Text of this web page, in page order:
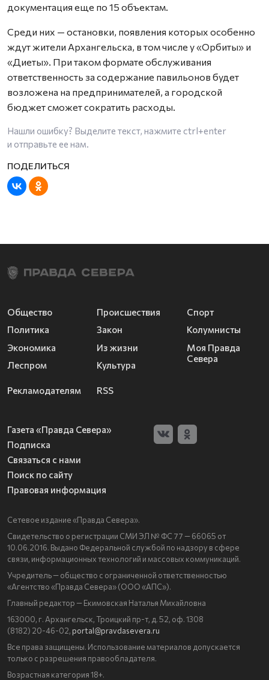
документация еще по 15 объектам.
Среди них — остановки, появления которых особенно
ждут жители Архангельска, в том числе у «Орбиты» и
«Диеты». При таком формате обслуживания
ответственность за содержание павильонов будет
возложена на предпринимателей, а городской
бюджет сможет сократить расходы.
Нашли ошибку? Выделите текст, нажмите ctrl+enter
и отправьте ее нам.
Общество
Политика
Экономика
Леспром
Происшествия
Закон
Из жизни
Культура
Спорт
Колумнисты
Моя Правда
Севера
Рекламодателям RSS
Газета «Правда Севера»
Подписка
Связаться с нами
Поиск по сайту
Правовая информация
Сетевое издание «Правда Севера».
Свидетельство о регистрации СМИ ЭЛ № ФС 77 — 66065 от
10.06.2016. Выдано Федеральной службой по надзору в сфере
связи, информационных технологий и массовых коммуникаций.
Учредитель — общество с ограниченной ответственностью
«Агентство «Правда Севера» (ООО «АПС»).
Главный редактор — Екимовская Наталья Михайловна
163000, г. Архангельск, Троицкий пр-т, д. 52, оф. 1308
(8182) 20-46-02, portal@pravdasevera.ru
Все права защищены. Использование материалов допускается
только с разрешения правообладателя.
Возрастная категория 18+.